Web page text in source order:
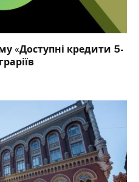
«Доступні кредити 5-